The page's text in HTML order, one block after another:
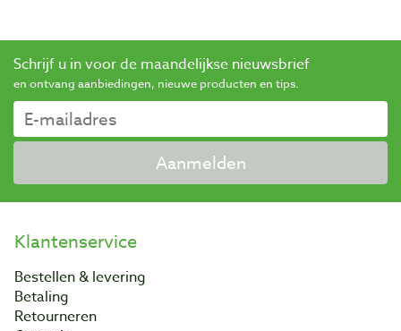
Schrijf u in voor de maandelijkse nieuwsbrief
en ontvang aanbiedingen, nieuwe producten en tips.
Aanmelden
Klantenservice
Bestellen & levering
Betaling
Retourneren